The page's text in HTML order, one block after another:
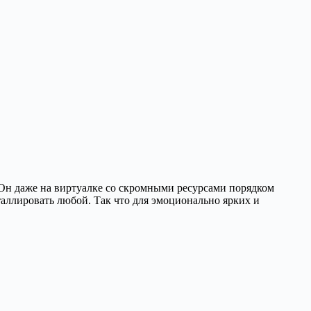
даже на виртуалке со скромными ресурсами порядком
любой. Так что для эмоционально ярких и